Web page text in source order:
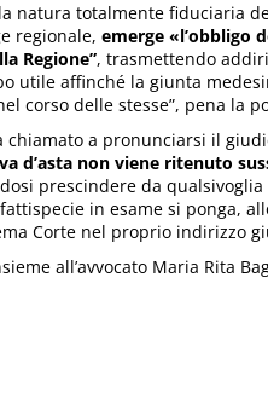
natura totalmente fiduciaria
regionale, emerge «l’obbligo
Regione”, trasmettendo
utile affinché la giunta
corso delle stesse”, pena la
chiamato a pronunciarsi il
d’asta non viene ritenuto
prescindere da
in esame si ponga,
Corte nel proprio indirizzo
all’avvocato Maria Rita